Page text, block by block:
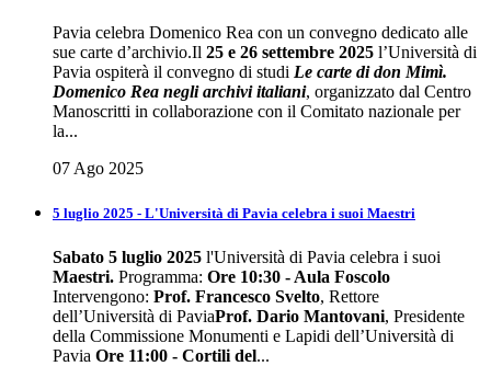
Pavia celebra Domenico Rea con un convegno dedicato alle
sue carte d’archivio.Il 25 e 26 settembre 2025 l’Università di
Pavia ospiterà il convegno di studi Le carte di don Mimì.
Domenico Rea negli archivi italiani, organizzato dal Centro
Manoscritti in collaborazione con il Comitato nazionale per
la...
07 Ago 2025
5 luglio 2025 - L'Università di Pavia celebra i suoi Maestri
Sabato 5 luglio 2025 l'Università di Pavia celebra i suoi
Maestri. Programma: Ore 10:30 - Aula Foscolo
Intervengono: Prof. Francesco Svelto, Rettore
dell’Università di PaviaProf. Dario Mantovani, Presidente
della Commissione Monumenti e Lapidi dell’Università di
Pavia Ore 11:00 - Cortili del...